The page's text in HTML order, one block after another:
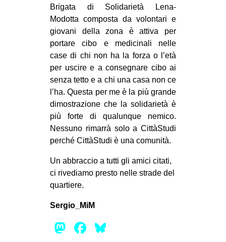
Brigata di Solidarietà Lena-
Modotta composta da volontari e
giovani della zona è attiva per
portare cibo e medicinali nelle
case di chi non ha la forza o l’età
per uscire e a consegnare cibo ai
senza tetto e a chi una casa non ce
l’ha. Questa per me è la più grande
dimostrazione che la solidarietà è
più forte di qualunque nemico.
Nessuno rimarrà solo a CittàStudi
perché CittàStudi è una comunità.
Un abbraccio a tutti gli amici citati,
ci rivediamo presto nelle strade del
quartiere.
Sergio_MiM
Mastodon
Facebook